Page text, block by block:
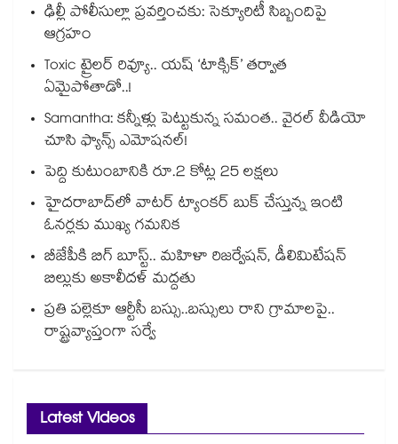
ఢిల్లీ పోలీసుల్లా ప్రవర్తించకు: సెక్యూరిటీ సిబ్బందిపై
ఆగ్రహం
Toxic ట్రైలర్ రివ్యూ.. యష్ ‘టాక్సిక్’ తర్వాత
ఏమైపోతాడో..!
Samantha: కన్నీళ్లు పెట్టుకున్న సమంత.. వైరల్ వీడియో
చూసి ఫ్యాన్స్ ఎమోషనల్!
పెద్ది కుటుంబానికి రూ.2 కోట్ల 25 లక్షలు
హైదరాబాద్⁪లో వాటర్ ట్యాంకర్ బుక్ చేస్తున్న ఇంటి
ఓనర్లకు ముఖ్య గమనిక
బీజేపీకి బిగ్ బూస్ట్.. మహిళా రిజర్వేషన్, డీలిమిటేషన్
బిల్లుకు అకాలీదళ్ మద్దతు
ప్రతి పల్లెకూ ఆర్టీసీ బస్సు..బస్సులు రాని గ్రామాలపై..
రాష్ట్రవ్యాప్తంగా సర్వే
Latest Videos